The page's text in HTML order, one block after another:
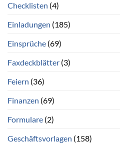
Checklisten (4)
Einladungen (185)
Einsprüche (69)
Faxdeckblätter (3)
Feiern (36)
Finanzen (69)
Formulare (2)
Geschäftsvorlagen (158)